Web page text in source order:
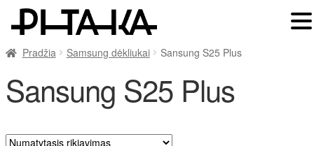
Pradžia Samsung dėkliukai Sansung S25 Plus
Sansung S25 Plus